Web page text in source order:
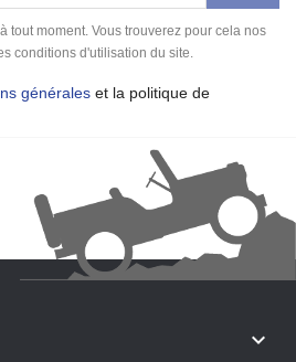
tout moment. Vous trouverez pour cela nos
conditions d'utilisation du site.
générales et la politique de
